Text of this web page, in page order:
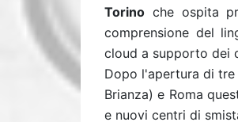
Torino che ospita
comprensione del
cloud a supporto dei
Dopo l'apertura di tre
Brianza) e Roma
e nuovi centri di